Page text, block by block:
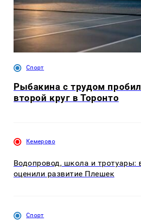
Спорт
Рыбакина с трудом
второй круг в Торонто
Кемерово
Водопровод, школа и тротуары:
оценили развитие Плешек
Спорт